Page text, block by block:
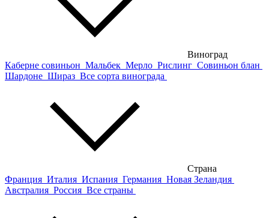
Виноград
Каберне совиньон Мальбек Мерло Рислинг Совиньон блан
Шардоне Шираз Все сорта винограда
Страна
Франция Италия Испания Германия Новая Зеландия
Австралия Россия Все страны